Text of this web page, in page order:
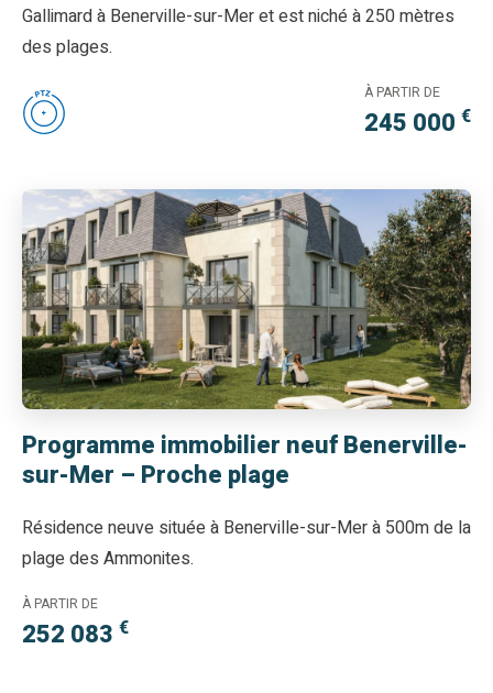
Gallimard à Benerville-sur-Mer et est niché à 250 mètres
des plages.
À PARTIR DE
245 000 €
Programme immobilier neuf Benerville-
sur-Mer – Proche plage
Résidence neuve située à Benerville-sur-Mer à 500m de la
plage des Ammonites.
À PARTIR DE
252 083 €